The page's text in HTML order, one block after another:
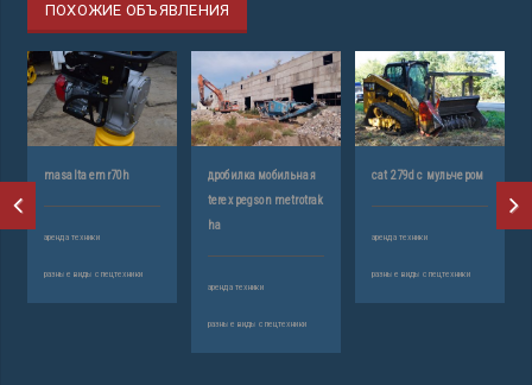
ПОХОЖИЕ ОБЪЯВЛЕНИЯ
masalta emr70h
аренда техники
разные виды спецтехники
дробилка мобильная
terex pegson metrotrak
ha
аренда техники
разные виды спецтехники
cat 279d с мульчером
аренда техники
разные виды спецтехники